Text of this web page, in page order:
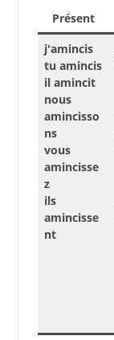
Présent
j'amincis
tu amincis
il amincit
nous
amincisso
ns
vous
amincisse
z
ils
amincisse
nt